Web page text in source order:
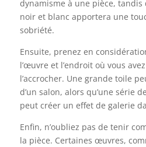
dynamisme à une pièce, tandis
noir et blanc apportera une
sobriété.
Ensuite, prenez en
l’œuvre et l’endroit où vous
l’accrocher. Une grande toile
d’un salon, alors qu’une série
peut créer un effet de galerie
Enfin, n’oubliez pas de tenir
la pièce. Certaines œuvres,